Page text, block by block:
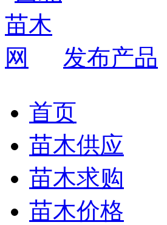
发布产品
首页
苗木供应
苗木求购
苗木价格